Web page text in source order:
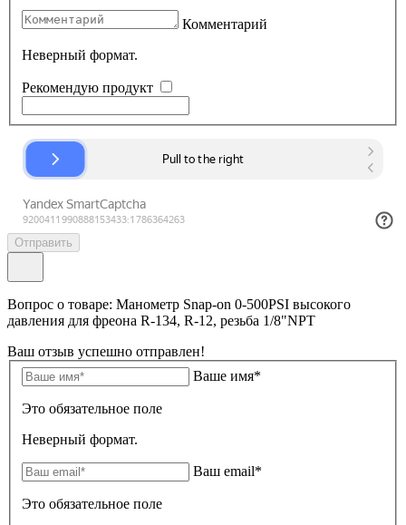
Комментарий
Неверный формат.
Рекомендую продукт
Отправить
Вопрос о товаре: Манометр Snap-on 0-500PSI высокого
давления для фреона R-134, R-12, резьба 1/8"NPT
Ваш отзыв успешно отправлен!
Ваше имя*
Это обязательное поле
Неверный формат.
Ваш email*
Это обязательное поле